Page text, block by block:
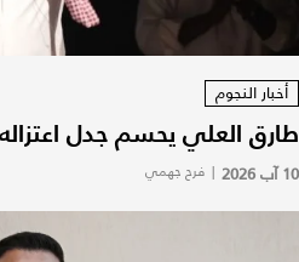
أخبار النجوم
طارق العلي يحسم جدل
10 آب 2026 | فرح جهمي